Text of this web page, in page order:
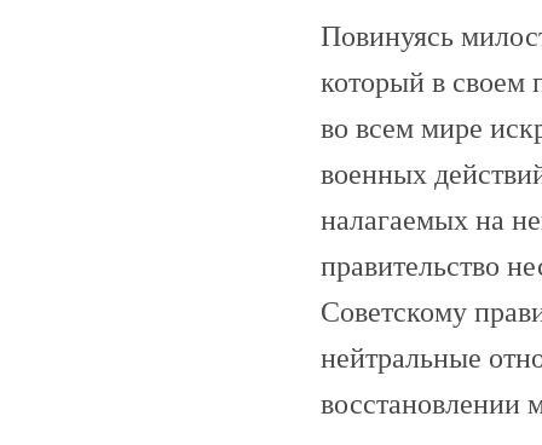
Повинуясь
который в своем
во всем мире
военных
налагаемых на
правительство
Советскому
нейтральные